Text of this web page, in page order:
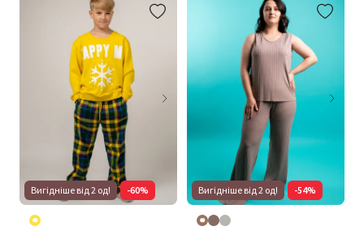
Вигідніше від 2 од! -60% Вигідніше від 2 од! -54%